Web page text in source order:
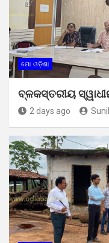
ମୋ ଓଡ଼ିଶା
ବ୍ଳକସ୍ତରୀୟ
2 days ago